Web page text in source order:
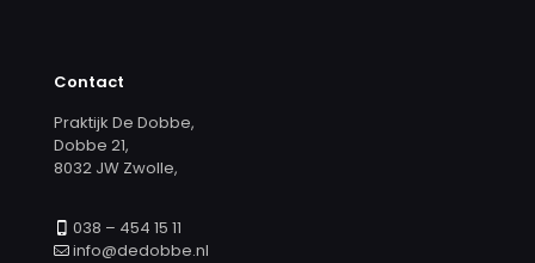
Contact
Praktijk De Dobbe,
Dobbe 21,
8032 JW Zwolle,
038 – 454 15 11
info@dedobbe.nl